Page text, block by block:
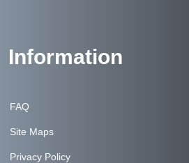
Information
FAQ
Site Maps
Privacy Policy